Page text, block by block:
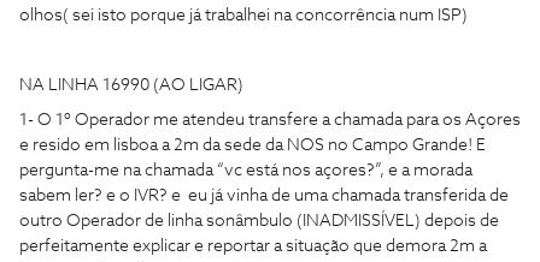
olhos( sei isto porque já trabalhei na concorrência num ISP)
NA LINHA 16990 (AO LIGAR)
1- O 1º Operador me atendeu transfere a chamada para os Açores
e resido em lisboa a 2m da sede da NOS no Campo Grande! E
pergunta-me na chamada “vc está nos açores?”, e a morada
sabem ler? e o IVR? e eu já vinha de uma chamada transferida de
outro Operador de linha sonâmbulo (INADMISSÍVEL) depois de
perfeitamente explicar e reportar a situação que demora 2m a